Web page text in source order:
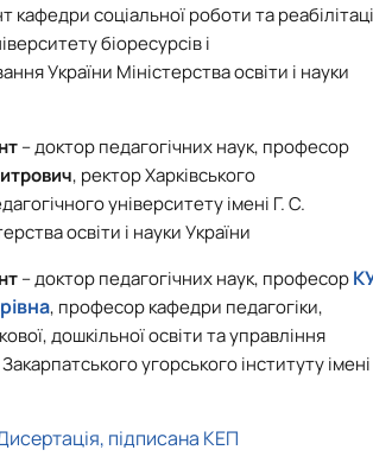
кафедри соціальної роботи та
біоресурсів і
України Міністерства освіти і науки
– доктор педагогічних наук, професор
, ректор Харківського
університету імені Г. С.
освіти і науки України
– доктор педагогічних наук, професор
, професор кафедри педагогіки,
дошкільної освіти та управління
угорського інституту імені
підписана КЕП